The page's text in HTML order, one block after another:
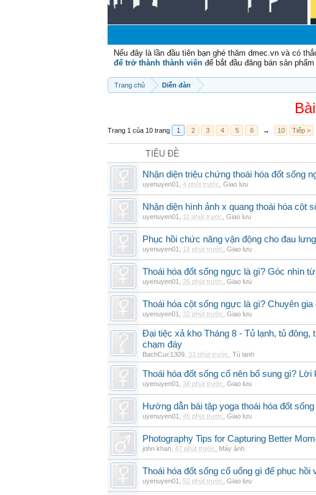
Nếu đây là lần đầu tiên bạn ghé thăm dmec.vn và có
để trở thành thành viên để bắt đầu đăng bán sản
Trang chủ Diễn đàn
Trang 1 của 10 trang 1 2 3 4 5 6 → 10 Tiếp >
TIÊU ĐỀ
Nhận diện triệu chứng thoái hóa đốt sống
uyenuyen01 4 phút trước Giao lưu
Nhận diện hình ảnh x quang thoái hóa cột
uyenuyen01 11 phút trước Giao lưu
Phục hồi chức năng vận động cho đau
uyenuyen01 18 phút trước Giao lưu
Thoái hóa đốt sống ngực là gì? Góc nhìn
uyenuyen01 26 phút trước Giao lưu
Thoái hóa cột sống ngực là gì? Chuyên gia
uyenuyen01 32 phút trước Giao lưu
Đại tiệc xả kho Tháng 8 - Tủ lạnh, tủ đông,
chạm đáy
BachCuc1309 33 phút trước Tủ lạnh
Thoái hóa đốt sống cổ nên bổ sung gì? Lời
uyenuyen01 38 phút trước Giao lưu
Hướng dẫn bài tập yoga thoái hóa đốt
uyenuyen01 45 phút trước Giao lưu
Photography Tips for Capturing Better
john khan 47 phút trước Máy ảnh
Thoái hóa đốt sống cổ uống gì để phục hồi
uyenuyen01 52 phút trước Giao lưu